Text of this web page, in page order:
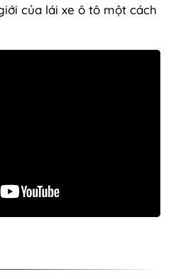
của lái xe ô tô một cách